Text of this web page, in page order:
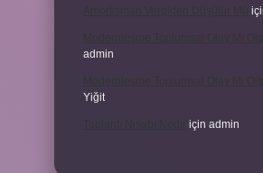
admin
Modernleşme Toplumsal Olay Mı
Yiğit
Toplantı Nisabı Nedir için admin